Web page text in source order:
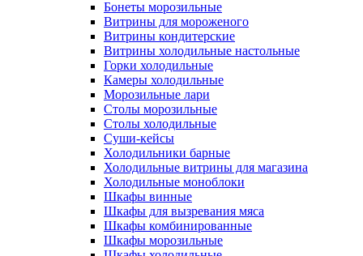
Бонеты морозильные
Витрины для мороженого
Витрины кондитерские
Витрины холодильные настольные
Горки холодильные
Камеры холодильные
Морозильные лари
Столы морозильные
Столы холодильные
Суши-кейсы
Холодильники барные
Холодильные витрины для магазина
Холодильные моноблоки
Шкафы винные
Шкафы для вызревания мяса
Шкафы комбинированные
Шкафы морозильные